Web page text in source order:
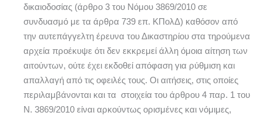
δικαιοδοσίας (άρθρο 3 του Νόμου 3869/2010 σε
συνδυασμό με τα άρθρα 739 επ. ΚΠολΔ) καθόσον από
την αυτεπάγγελτη έρευνα του Δικαστηρίου στα τηρούμενα
αρχεία προέκυψε ότι δεν εκκρεμεί άλλη όμοια αίτηση των
αιτούντων, ούτε έχει εκδοθεί απόφαση για ρύθμιση και
απαλλαγή από τις οφειλές τους. Οι αιτήσεις, στις οποίες
περιλαμβάνονται και τα στοιχεία του άρθρου 4 παρ. 1 του
Ν. 3869/2010 είναι αρκούντως ορισμένες και νόμιμες,